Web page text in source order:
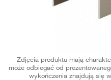
Zdjęcia produktu mają
może odbiegać od
wykończenia znajdują się